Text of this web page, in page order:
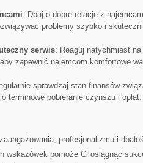
: Dbaj o dobre relacje z
problemy⁣ szybko i
serwis: Reaguj⁣ natychmiast
zapewnić⁢ najemcom komfortowe
sprawdzaj stan finansów
terminowe pobieranie czynszu i‍ opłat.
profesjonalizmu i
wskazówek pomoże Ci osiągnąć